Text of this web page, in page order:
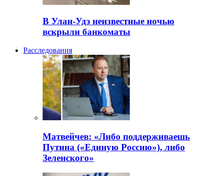
В Улан-Удэ неизвестные ночью
вскрыли банкоматы
Расследования
Матвейчев: «Либо поддерживаешь
Путина («Единую Россию»), либо
Зеленского»